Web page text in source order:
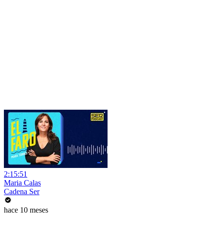
2:15:51
Maria Calas
Cadena Ser
hace 10 meses